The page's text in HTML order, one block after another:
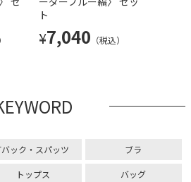
ト
¥7,040 （税込）
バック・スパッツ ブラ
トップス バッグ